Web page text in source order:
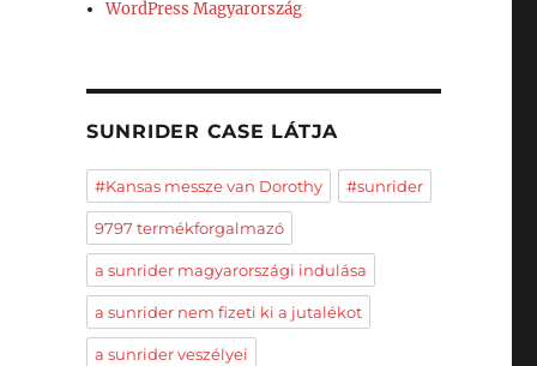
WordPress Magyarország
SUNRIDER CASE LÁTJA
#Kansas messze van Dorothy #sunrider
9797 termékforgalmazó
a sunrider magyarországi indulása
a sunrider nem fizeti ki a jutalékot
a sunrider veszélyei